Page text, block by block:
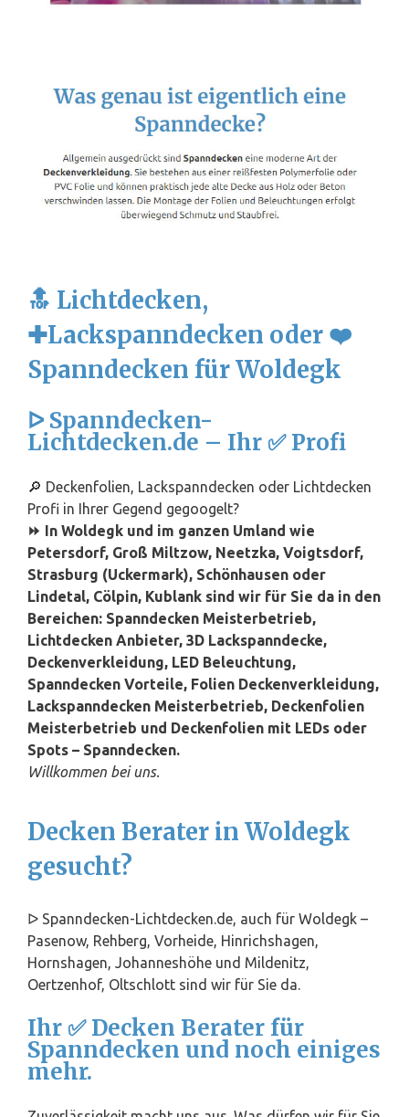
🔝 Lichtdecken,
✚Lackspanndecken oder ❤️
Spanndecken für Woldegk
ᐅ Spanndecken-
Lichtdecken.de – Ihr ✅ Profi
🔎 Deckenfolien, Lackspanndecken oder Lichtdecken
Profi in Ihrer Gegend gegoogelt?
⏩ In Woldegk und im ganzen Umland wie
Petersdorf, Groß Miltzow, Neetzka, Voigtsdorf,
Strasburg (Uckermark), Schönhausen oder
Lindetal, Cölpin, Kublank sind wir für Sie da in den
Bereichen: Spanndecken Meisterbetrieb,
Lichtdecken Anbieter, 3D Lackspanndecke,
Deckenverkleidung, LED Beleuchtung,
Spanndecken Vorteile, Folien Deckenverkleidung,
Lackspanndecken Meisterbetrieb, Deckenfolien
Meisterbetrieb und Deckenfolien mit LEDs oder
Spots – Spanndecken.
Willkommen bei uns.
Decken Berater in Woldegk
gesucht?
ᐅ Spanndecken-Lichtdecken.de, auch für Woldegk –
Pasenow, Rehberg, Vorheide, Hinrichshagen,
Hornshagen, Johanneshöhe und Mildenitz,
Oertzenhof, Oltschlott sind wir für Sie da.
Ihr ✅ Decken Berater für
Spanndecken und noch einiges
mehr.